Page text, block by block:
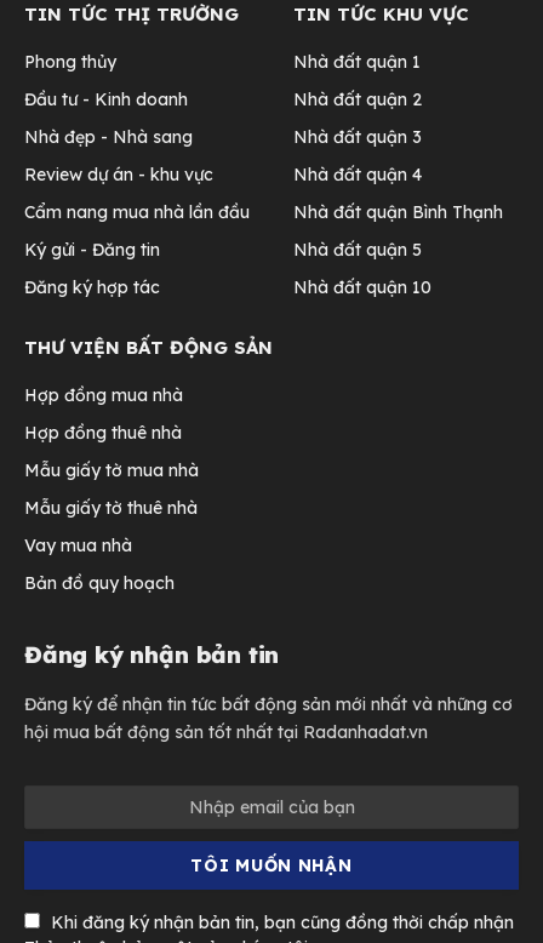
TIN TỨC THỊ TRƯỜNG
Phong thủy
Đầu tư - Kinh doanh
Nhà đẹp - Nhà sang
Review dự án - khu vực
Cẩm nang mua nhà lần đầu
Ký gửi - Đăng tin
Đăng ký hợp tác
TIN TỨC KHU VỰC
Nhà đất quận 1
Nhà đất quận 2
Nhà đất quận 3
Nhà đất quận 4
Nhà đất quận Bình Thạnh
Nhà đất quận 5
Nhà đất quận 10
THƯ VIỆN BẤT ĐỘNG SẢN
Hợp đồng mua nhà
Hợp đồng thuê nhà
Mẫu giấy tờ mua nhà
Mẫu giấy tờ thuê nhà
Vay mua nhà
Bản đồ quy hoạch
Đăng ký nhận bản tin
Đăng ký để nhận tin tức bất động sản mới nhất và những cơ
hội mua bất động sản tốt nhất tại Radanhadat.vn
Khi đăng ký nhận bản tin, bạn cũng đồng thời chấp nhận